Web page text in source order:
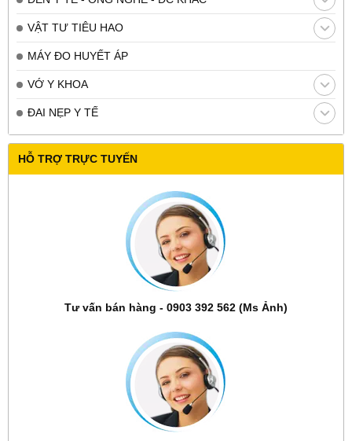
VẬT TƯ TIÊU HAO
MÁY ĐO HUYẾT ÁP
VỚ Y KHOA
ĐAI NẸP Y TẾ
HỖ TRỢ TRỰC TUYẾN
Tư vấn bán hàng - 0903 392 562 (Ms Ảnh)